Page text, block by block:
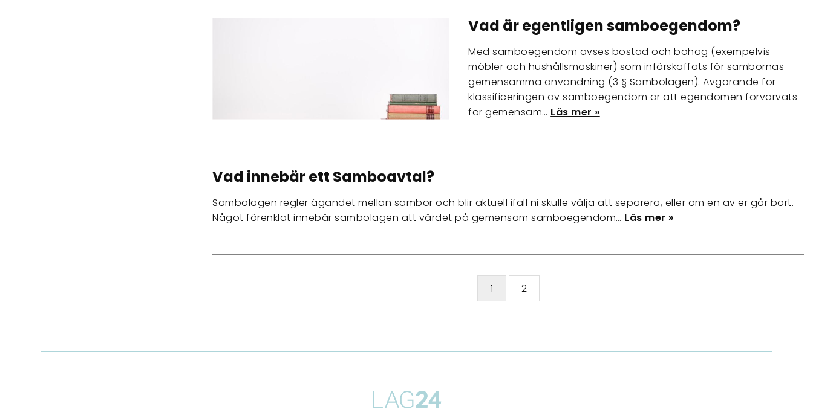
Vad är egentligen samboegendom?
Med samboegendom avses bostad och bohag (exempelvis
möbler och hushållsmaskiner) som införskaffats för sambornas
gemensamma användning (3 § Sambolagen). Avgörande för
klassificeringen av samboegendom är att egendomen förvärvats
för gemensam… Läs mer »
Vad innebär ett Samboavtal?
Sambolagen regler ägandet mellan sambor och blir aktuell ifall ni skulle välja att separera, eller om en av er går bort.
Något förenklat innebär sambolagen att värdet på gemensam samboegendom… Läs mer »
1 2